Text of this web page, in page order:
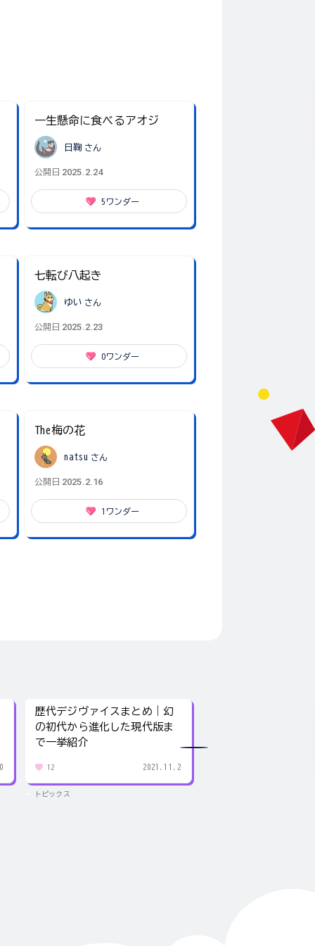
一生懸命に食べるアオジ
日鞠 さん
公開日 2025.2.24
5 ワンダー
七転び八起き
ゆい さん
公開日 2025.2.23
0ワンダー
The梅の花
natsu さん
公開日 2025.2.16
1 ワンダー
歴代デジヴァイスまとめ｜幻
の初代から進化した現代版ま
で一挙紹介
12 2021.11.2
トピックス